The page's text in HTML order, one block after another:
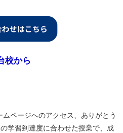
校から
ページへのアクセス、ありがとう
学習到達度に合わせた授業で、成